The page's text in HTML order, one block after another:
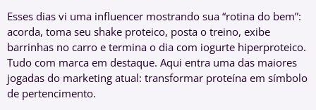
Esses dias vi uma influencer mostrando sua “rotina do bem”:
acorda, toma seu shake proteico, posta o treino, exibe
barrinhas no carro e termina o dia com iogurte hiperproteico.
Tudo com marca em destaque. Aqui entra uma das maiores
jogadas do marketing atual: transformar proteína em símbolo
de pertencimento.